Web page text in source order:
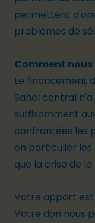
permettent
problèmes de
Comment nous
Le financement
Sahel central
suffisamment
confrontées les
en particulier les
que la crise de
Votre apport est
Votre don nous